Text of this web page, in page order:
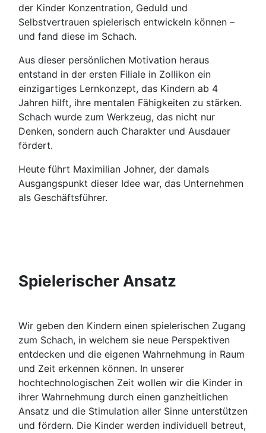
der Kinder Konzentration, Geduld und
Selbstvertrauen spielerisch entwickeln können –
und fand diese im Schach.
Aus dieser persönlichen Motivation heraus
entstand in der ersten Filiale in Zollikon ein
einzigartiges Lernkonzept, das Kindern ab 4
Jahren hilft, ihre mentalen Fähigkeiten zu stärken.
Schach wurde zum Werkzeug, das nicht nur
Denken, sondern auch Charakter und Ausdauer
fördert.
Heute führt Maximilian Johner, der damals
Ausgangspunkt dieser Idee war, das Unternehmen
als Geschäftsführer.
Spielerischer Ansatz
Wir geben den Kindern einen spielerischen Zugang
zum Schach, in welchem sie neue Perspektiven
entdecken und die eigenen Wahrnehmung in Raum
und Zeit erkennen können. In unserer
hochtechnologischen Zeit wollen wir die Kinder in
ihrer Wahrnehmung durch einen ganzheitlichen
Ansatz und die Stimulation aller Sinne unterstützen
und fördern. Die Kinder werden individuell betreut,